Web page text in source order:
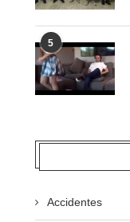
5
Accidentes